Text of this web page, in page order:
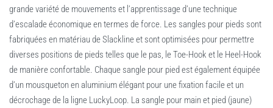
grande variété de mouvements et l’apprentissage d’une technique
d’escalade économique en termes de force. Les sangles pour pieds sont
fabriquées en matériau de Slackline et sont optimisées pour permettre
diverses positions de pieds telles que le pas, le Toe-Hook et le Heel-Hook
de manière confortable. Chaque sangle pour pied est également équipée
d’un mousqueton en aluminium élégant pour une fixation facile et un
décrochage de la ligne LuckyLoop. La sangle pour main et pied (jaune)